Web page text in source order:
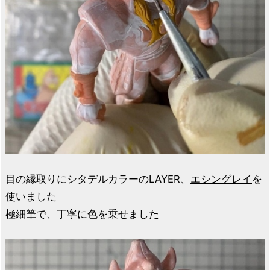
目の縁取りにシタデルカラーのLAYER、 エシングレイ を
使いました
極細筆で、丁寧に色を乗せました